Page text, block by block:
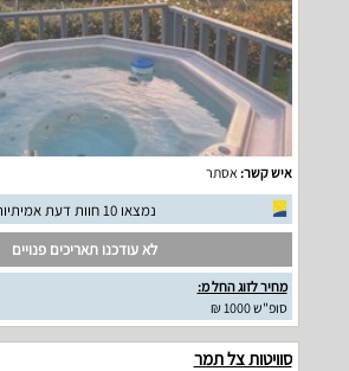
איש קשר: אסתר
נמצאו 10 חוות דעת אמיתיות
לא עודכנו תאריכים פנויים
מחיר לזוג החל מ:
סופ"ש 1000 ₪
סוויטות צל תמר